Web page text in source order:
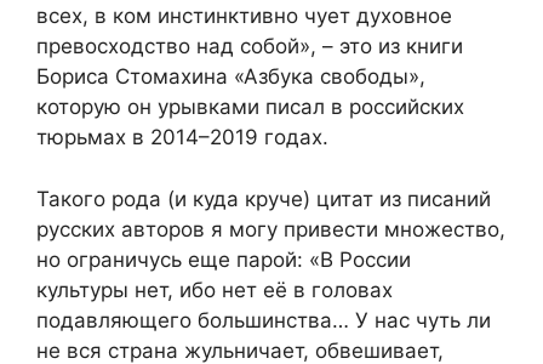
всех, в ком инстинктивно чует духовное
превосходство над собой», – это из книги
Бориса Стомахина «Азбука свободы»,
которую он урывками писал в российских
тюрьмах в 2014–2019 годах.
Такого рода (и куда круче) цитат из писаний
русских авторов я могу привести множество,
но ограничусь еще парой: «В России
культуры нет, ибо нет её в головах
подавляющего большинства… У нас чуть ли
не вся страна жульничает, обвешивает,